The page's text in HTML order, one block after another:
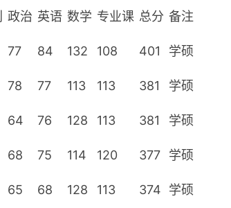
政治 英语 数学 专业课 总分 备注
77 84 132 108 401 学硕
78 77 113 113 381 学硕
64 76 128 113 381 学硕
68 75 114 120 377 学硕
65 68 128 113 374 学硕